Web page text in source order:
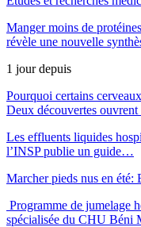
Manger moins de
révèle une nouvelle
1 jour depuis
Pourquoi certains
Deux découvertes
Les effluents liquides
l’INSP publie un guide…
Marcher pieds nus en été:
Programme de jumelage
spécialisée du CHU Béni